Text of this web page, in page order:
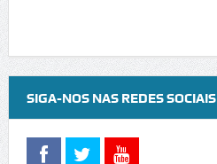
SIGA-NOS NAS REDES SOCIAIS